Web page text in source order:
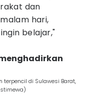
dan
hari,
belajar,"
terpencil di Sulawesi Barat,